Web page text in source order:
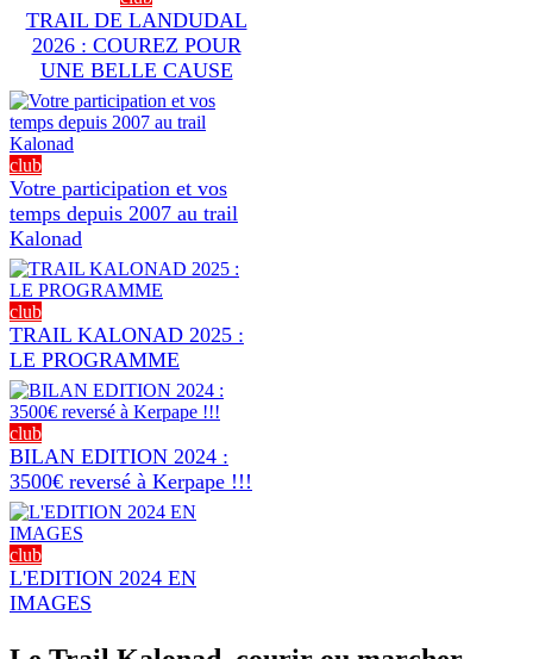
TRAIL DE LANDUDAL
2026 : COUREZ POUR
UNE BELLE CAUSE
club
Votre participation et vos
temps depuis 2007 au trail
Kalonad
club
TRAIL KALONAD 2025 :
LE PROGRAMME
club
BILAN EDITION 2024 :
3500€ reversé à Kerpape !!!
club
L'EDITION 2024 EN
IMAGES